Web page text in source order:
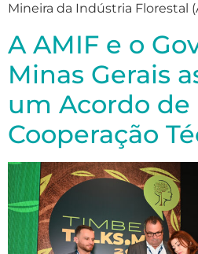
Mineira da Indústria Florestal
A AMIF e o
Minas Gerais
um Acordo de
Cooperação